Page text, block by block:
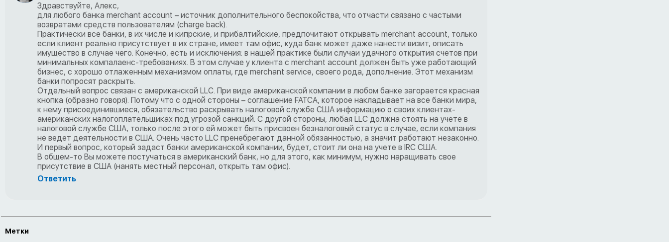
Здравствуйте, Алекс,
для любого банка merchant account – источник дополнительного беспокойства, что отчасти связано с частыми
возвратами средств пользователям (charge back).
Практически все банки, в их числе и кипрские, и прибалтийские, предпочитают открывать merchant account, только
если клиент реально присутствует в их стране, имеет там офис, куда банк может даже нанести визит, описать
имущество в случае чего. Конечно, есть и исключения: в нашей практике были случаи удачного открытия счетов при
минимальных компалаенс-требованиях. В этом случае у клиента с merchant account должен быть уже работающий
бизнес, с хорошо отлаженным механизмом оплаты, где merchant service, своего рода, дополнение. Этот механизм
банки попросят раскрыть.
Отдельный вопрос связан с американской LLC. При виде американской компании в любом банке загорается красная
кнопка (образно говоря). Потому что с одной стороны – соглашение FATCA, которое накладывает на все банки мира,
к нему присоединившиеся, обязательство раскрывать налоговой службе США информацию о своих клиентах-
американских налогоплательщиках под угрозой санкций. С другой стороны, любая LLC должна стоять на учете в
налоговой службе США, только после этого ей может быть присвоен безналоговый статус в случае, если компания
не ведет деятельности в США. Очень часто LLC пренебрегают данной обязанностью, а значит работают незаконно.
И первый вопрос, который задаст банки американской компании, будет, стоит ли она на учете в IRC США.
В общем-то Вы можете постучаться в американский банк, но для этого, как минимум, нужно наращивать свое
присутствие в США (нанять местный персонал, открыть там офис).
Ответить
Метки